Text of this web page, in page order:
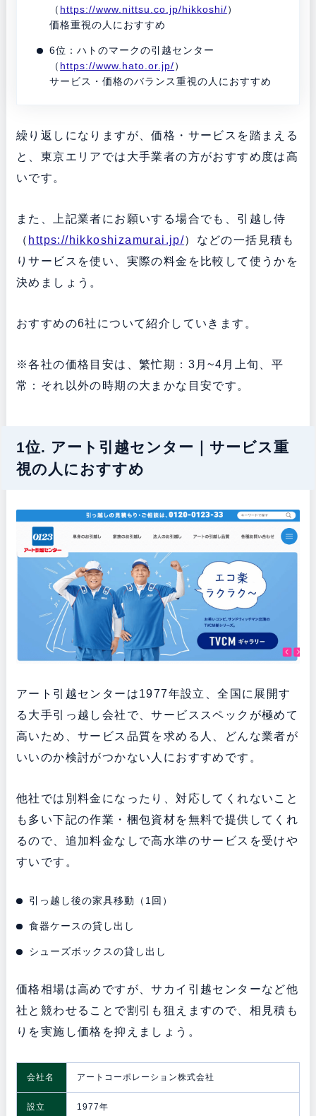
（ https://www.nittsu.co.jp/hikkoshi/）
価格重視の人におすすめ
6位：ハトのマークの引越センター
（ https://www.hato.or.jp/）
サービス・価格のバランス重視の人におすすめ
繰り返しになりますが、価格・サービスを踏まえる
と、東京エリアでは大手業者の方がおすすめ度は高
いです。
また、上記業者にお願いする場合でも、引越し侍
（ https://hikkoshizamurai.jp/）などの一括見積も
りサービスを使い、実際の料金を比較して使うかを
決めましょう。
おすすめの6社について紹介していきます。
※各社の価格目安は、繁忙期：3月~4月上旬、平
常：それ以外の時期の大まかな目安です。
1位. アート引越センター｜サービス重
視の人におすすめ
アート引越センターは1977年設立、全国に展開す
る大手引っ越し会社で、サービススペックが極めて
高いため、サービス品質を求める人、どんな業者が
いいのか検討がつかない人におすすめです。
他社では別料金になったり、対応してくれないこと
も多い下記の作業・梱包資材を無料で提供してくれ
るので、追加料金なしで高水準のサービスを受けや
すいです。
引っ越し後の家具移動（1回）
食器ケースの貸し出し
シューズボックスの貸し出し
価格相場は高めですが、サカイ引越センターなど他
社と競わせることで割引も狙えますので、相見積も
りを実施し価格を抑えましょう。
会社名 アートコーポレーション株式会社
設立 1977年